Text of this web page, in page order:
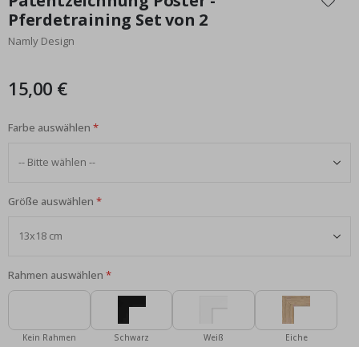
der
Bildgalerie
springen
Pferdetraining Set von 2
Namly Design
15,00 €
Farbe auswählen
Größe auswählen
Rahmen auswählen
Kein Rahmen Schwarz Weiß Eiche